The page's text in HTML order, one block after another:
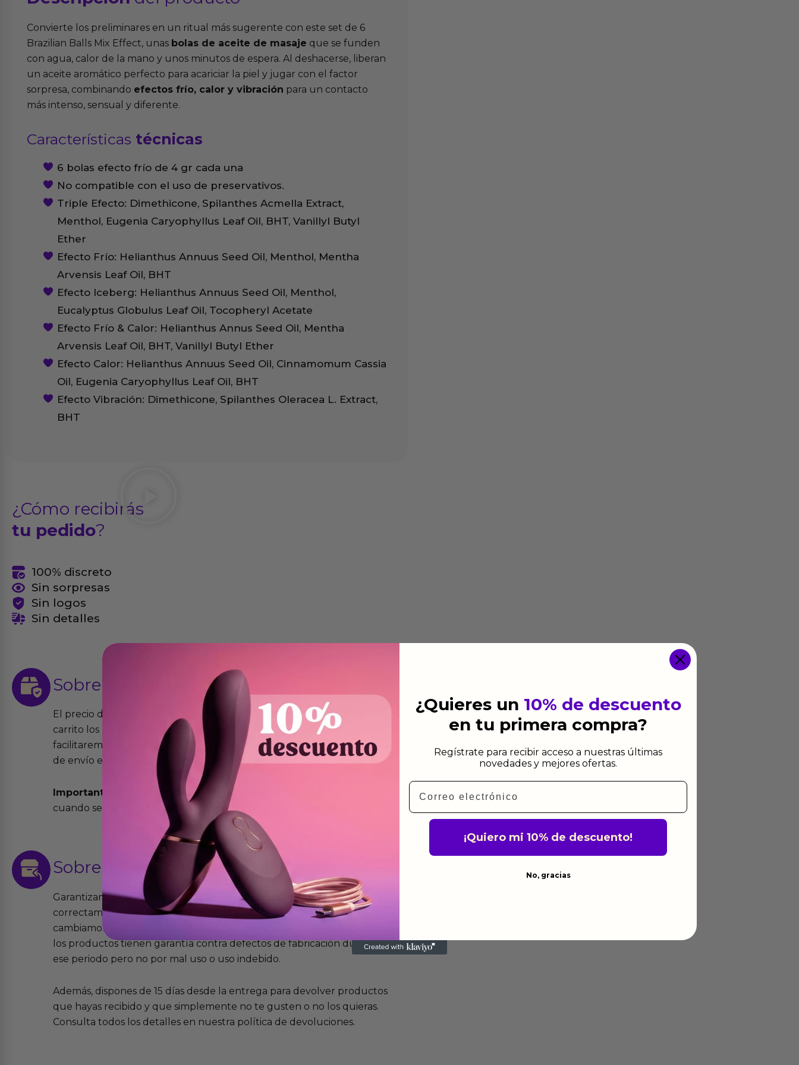
Convierte los preliminares en un ritual más sugerente con este set de 6
Brazilian Balls Mix Effect, unas bolas de aceite de masaje que se funden
con agua, calor de la mano y unos minutos de espera. Al deshacerse, liberan
un aceite aromático perfecto para acariciar la piel y jugar con el factor
sorpresa, combinando efectos frío, calor y vibración para un contacto
más intenso, sensual y diferente.
Características técnicas
6 bolas efecto frío de 4 gr cada una
No compatible con el uso de preservativos.
Triple Efecto: Dimethicone, Spilanthes Acmella Extract,
Menthol, Eugenia Caryophyllus Leaf Oil, BHT, Vanillyl Butyl
Ether
Efecto Frío: Helianthus Annuus Seed Oil, Menthol, Mentha
Arvensis Leaf Oil, BHT
Efecto Iceberg: Helianthus Annuus Seed Oil, Menthol,
Eucalyptus Globulus Leaf Oil, Tocopheryl Acetate
Efecto Frío & Calor: Helianthus Annus Seed Oil, Mentha
Arvensis Leaf Oil, BHT, Vanillyl Butyl Ether
Efecto Calor: Helianthus Annuus Seed Oil, Cinnamomum Cassia
Oil, Eugenia Caryophyllus Leaf Oil, BHT
Efecto Vibración: Dimethicone, Spilanthes Oleracea L. Extract,
BHT
¿Cómo recibirás
tu pedido?
100% discreto
Sin sorpresas
Sin logos
Sin detalles
Sobre el
El precio del transporte se calcula de forma automática añadiendo al
carrito los productos que desees comprar y la dirección de envio. Te
facilitaremos el precio exacto del transporte dependiendo de la agencia
de envío elegida y el modo.
Importante:
Todos los pedidos son expedidos el mismo dia siempre y
cuando se cursen antes de las 13:00 horas y en días laborables.
Sobre las devoluciones
Garantizamos que los productos que vendemos funcionan
correctamente y que si tienen algún defecto de fabricación te lo
cambiamos sin costo alguno. La ley de 2 años de garantía significa que
los productos tienen garantía contra defectos de fabricación durante
ese periodo pero no por mal uso o uso indebido.
Además, dispones de 15 días desde la entrega para devolver productos
que hayas recibido y que simplemente no te gusten o no los quieras.
Consulta todos los detalles en nuestra política de devoluciones.
¿Quieres un 10% de descuento
en tu primera compra?
Regístrate para recibir acceso a nuestras últimas
novedades y mejores ofertas.
Email
¡Quiero mi 10% de descuento!
No, gracias